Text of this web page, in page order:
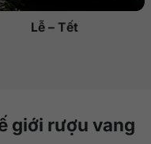
Lễ – Tết
giới rượu vang